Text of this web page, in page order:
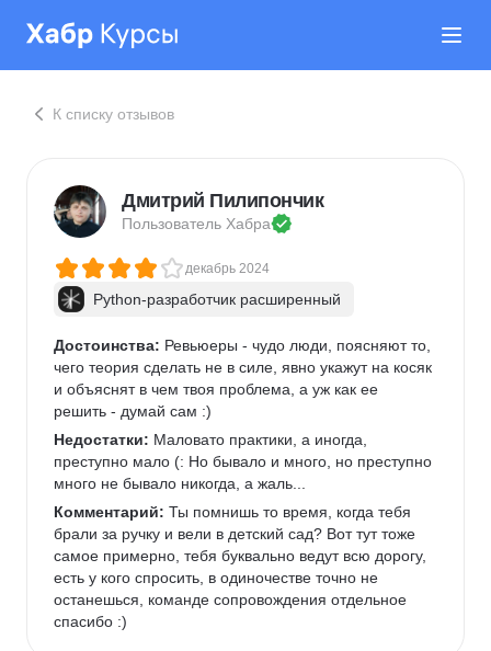
К списку отзывов
Дмитрий Пилипончик
Пользователь Хабра
декабрь 2024
Python-разработчик расширенный
Достоинства: Ревьюеры - чудо люди, поясняют то,
чего теория сделать не в силе, явно укажут на косяк
и объяснят в чем твоя проблема, а уж как ее
решить - думай сам :)
Недостатки: Маловато практики, а иногда,
преступно мало (: Но бывало и много, но преступно
много не бывало никогда, а жаль...
Комментарий: Ты помнишь то время, когда тебя
брали за ручку и вели в детский сад? Вот тут тоже
самое примерно, тебя буквально ведут всю дорогу,
есть у кого спросить, в одиночестве точно не
останешься, команде сопровождения отдельное
спасибо :)